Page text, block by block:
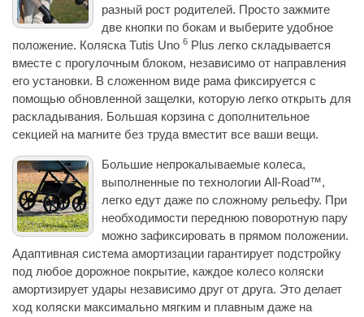
разный рост родителей. Просто зажмите
две кнопки по бокам и выберите удобное
положение. Коляска Tutis Uno 6 Plus легко складывается
вместе с прогулочным блоком, независимо от направления
его установки. В сложенном виде рама фиксируется с
помощью обновленной защелки, которую легко открыть для
раскладывания. Большая корзина с дополнительное
секцией на магните без труда вместит все ваши вещи.
Большие непрокалываемые колеса,
выполненные по технологии All-Road™,
легко едут даже по сложному рельефу. При
необходимости переднюю поворотную пару
можно зафиксировать в прямом положении.
Адаптивная система амортизации гарантирует подстройку
под любое дорожное покрытие, каждое колесо коляски
амортизирует удары независимо друг от друга. Это делает
ход коляски максимально мягким и плавным даже на